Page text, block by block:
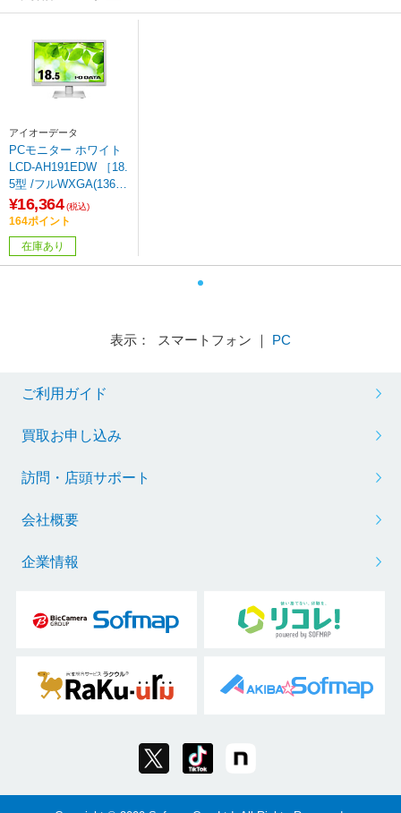
アイオーデータ
PCモニター ホワイト
LCD-AH191EDW ［18.
5型 /フルWXGA(1366×
768） /ワイド /60Hz］
¥16,364 (税込)
164ポイント
在庫あり
表示： スマートフォン ｜ PC
ご利用ガイド
買取お申し込み
訪問・店頭サポート
会社概要
企業情報